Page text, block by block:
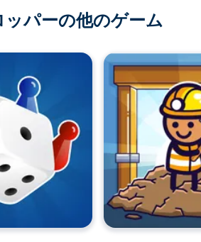
パーの他のゲーム